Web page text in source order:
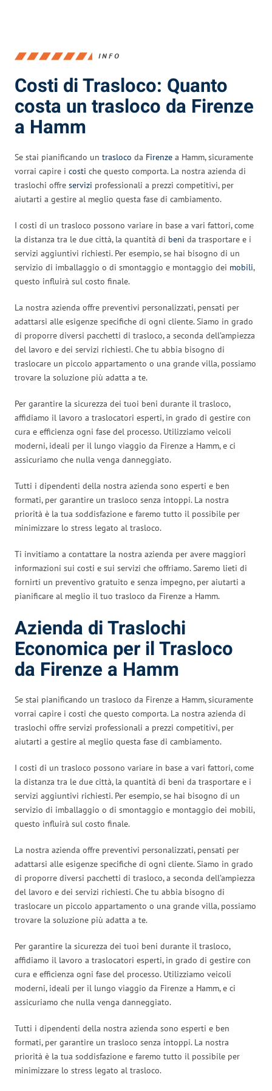
INFO
Costi di Trasloco: Quanto
costa un trasloco da Firenze
a Hamm
Se stai pianificando un trasloco da Firenze a Hamm, sicuramente
vorrai capire i costi che questo comporta. La nostra azienda di
traslochi offre servizi professionali a prezzi competitivi, per
aiutarti a gestire al meglio questa fase di cambiamento.
I costi di un trasloco possono variare in base a vari fattori, come
la distanza tra le due città, la quantità di beni da trasportare e i
servizi aggiuntivi richiesti. Per esempio, se hai bisogno di un
servizio di imballaggio o di smontaggio e montaggio dei mobili,
questo influirà sul costo finale.
La nostra azienda offre preventivi personalizzati, pensati per
adattarsi alle esigenze specifiche di ogni cliente. Siamo in grado
di proporre diversi pacchetti di trasloco, a seconda dell’ampiezza
del lavoro e dei servizi richiesti. Che tu abbia bisogno di
traslocare un piccolo appartamento o una grande villa, possiamo
trovare la soluzione più adatta a te.
Per garantire la sicurezza dei tuoi beni durante il trasloco,
affidiamo il lavoro a traslocatori esperti, in grado di gestire con
cura e efficienza ogni fase del processo. Utilizziamo veicoli
moderni, ideali per il lungo viaggio da Firenze a Hamm, e ci
assicuriamo che nulla venga danneggiato.
Tutti i dipendenti della nostra azienda sono esperti e ben
formati, per garantire un trasloco senza intoppi. La nostra
priorità è la tua soddisfazione e faremo tutto il possibile per
minimizzare lo stress legato al trasloco.
Ti invitiamo a contattare la nostra azienda per avere maggiori
informazioni sui costi e sui servizi che offriamo. Saremo lieti di
fornirti un preventivo gratuito e senza impegno, per aiutarti a
pianificare al meglio il tuo trasloco da Firenze a Hamm.
Azienda di Traslochi
Economica per il Trasloco
da Firenze a Hamm
Se stai pianificando un trasloco da Firenze a Hamm, sicuramente
vorrai capire i costi che questo comporta. La nostra azienda di
traslochi offre servizi professionali a prezzi competitivi, per
aiutarti a gestire al meglio questa fase di cambiamento.
I costi di un trasloco possono variare in base a vari fattori, come
la distanza tra le due città, la quantità di beni da trasportare e i
servizi aggiuntivi richiesti. Per esempio, se hai bisogno di un
servizio di imballaggio o di smontaggio e montaggio dei mobili,
questo influirà sul costo finale.
La nostra azienda offre preventivi personalizzati, pensati per
adattarsi alle esigenze specifiche di ogni cliente. Siamo in grado
di proporre diversi pacchetti di trasloco, a seconda dell’ampiezza
del lavoro e dei servizi richiesti. Che tu abbia bisogno di
traslocare un piccolo appartamento o una grande villa, possiamo
trovare la soluzione più adatta a te.
Per garantire la sicurezza dei tuoi beni durante il trasloco,
affidiamo il lavoro a traslocatori esperti, in grado di gestire con
cura e efficienza ogni fase del processo. Utilizziamo veicoli
moderni, ideali per il lungo viaggio da Firenze a Hamm, e ci
assicuriamo che nulla venga danneggiato.
Tutti i dipendenti della nostra azienda sono esperti e ben
formati, per garantire un trasloco senza intoppi. La nostra
priorità è la tua soddisfazione e faremo tutto il possibile per
minimizzare lo stress legato al trasloco.